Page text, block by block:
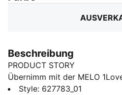
Beschreibung
PRODUCT STORY
Übernimm mit der MELO
Kontrolle auf dem Platz.
Style: 627783_01